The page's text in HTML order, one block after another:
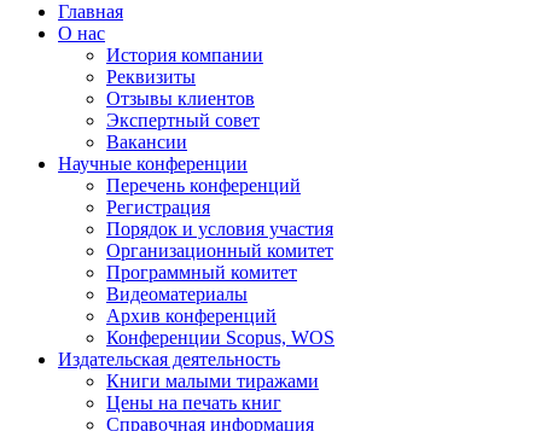
Главная
О нас
История компании
Реквизиты
Отзывы клиентов
Экспертный совет
Вакансии
Научные конференции
Перечень конференций
Регистрация
Порядок и условия участия
Организационный комитет
Программный комитет
Видеоматериалы
Архив конференций
Конференции Scopus, WOS
Издательская деятельность
Книги малыми тиражами
Цены на печать книг
Справочная информация